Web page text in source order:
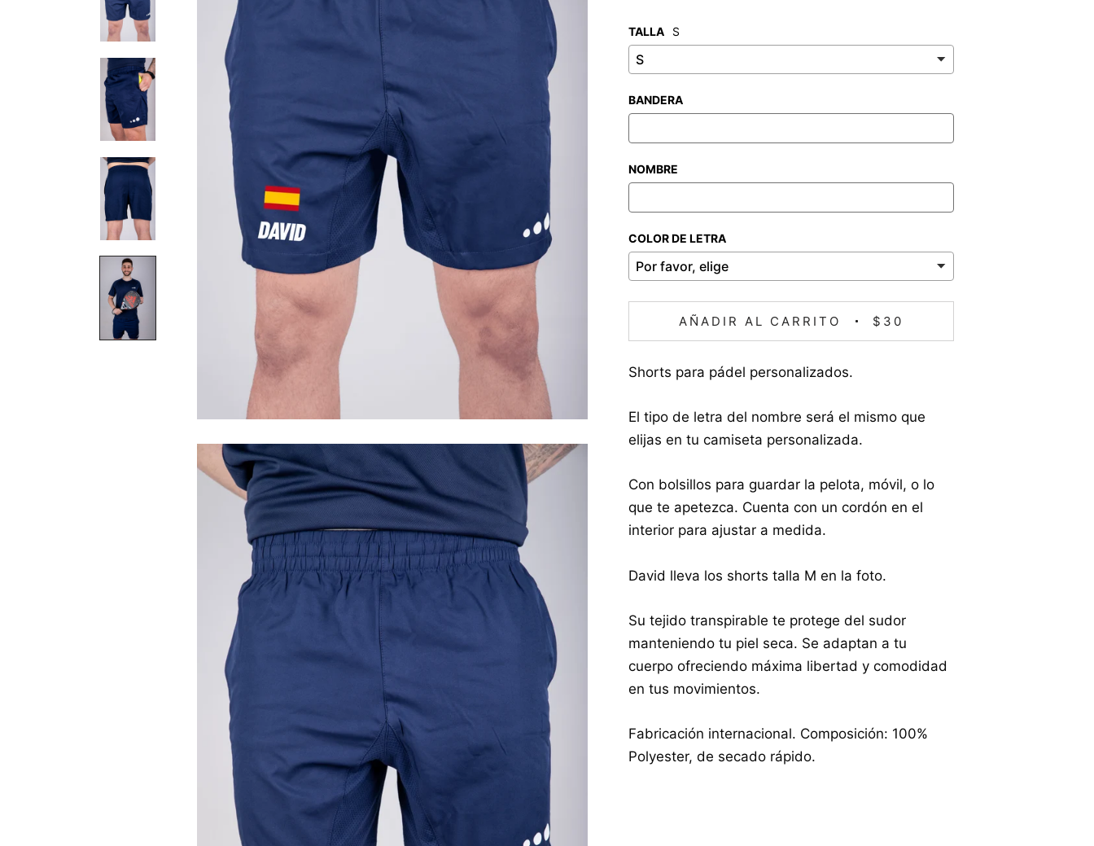
TALLA S
BANDERA
NOMBRE
COLOR DE LETRA
AÑADIR AL CARRITO $30
Shorts para pádel personalizados.
El tipo de letra del nombre será el mismo que
elijas en tu camiseta personalizada.
Con bolsillos para guardar la pelota, móvil, o lo
que te apetezca. Cuenta con un cordón en el
interior para ajustar a medida.
David lleva los shorts talla M en la foto.
Su tejido transpirable te protege del sudor
manteniendo tu piel seca. Se adaptan a tu
cuerpo ofreciendo máxima libertad y comodidad
en tus movimientos.
Fabricación internacional. Composición: 100%
Polyester, de secado rápido.